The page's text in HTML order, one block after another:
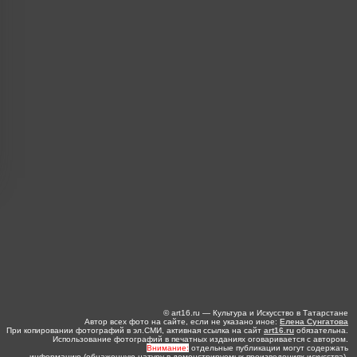
© art16.ru — Культура и Искусство в Татарстане
Автор всех фото на сайте, если не указано иное: Елена Сунгатова
При копировании фотографий в эл.СМИ, активная ссылка на сайт art16.ru обязательна.
Использование фотографий в печатных изданиях оговаривается с автором.
Внимание: отдельные публикации могут содержать